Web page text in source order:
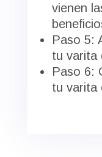
vienen
Paso 5:
tu varita
Paso 6:
tu varita